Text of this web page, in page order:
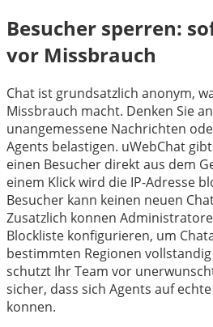
Besucher sperren:
vor Missbrauch
Chat ist grundsatzlich anonym,
Missbrauch macht. Denken Sie
unangemessene Nachrichten
Agents belastigen. uWebChat
einen Besucher direkt aus dem
einem Klick wird die IP-Adresse
Besucher kann keinen neuen
Zusatzlich konnen
Blockliste konfigurieren, um
bestimmten Regionen
schutzt Ihr Team vor
sicher, dass sich Agents auf
konnen.